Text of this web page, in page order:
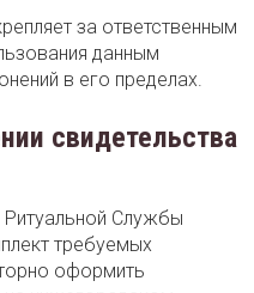
за ответственным
данным
в его пределах.
свидетельства
Службы
требуемых
оформить